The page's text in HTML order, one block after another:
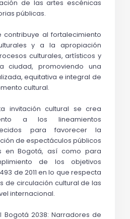
de las artes escénicas
públicas.
contribuye al fortalecimiento
y a la apropiación
culturales, artísticos y
ciudad, promoviendo una
equitativa e integral de
cultural.
invitación cultural se crea
a los lineamientos
para favorecer la
de espectáculos públicos
en Bogotá, así como para
de los objetivos
de 2011 en lo que respecta
de circulación cultural de las
internacional.
Bogotá 2038: Narradores de